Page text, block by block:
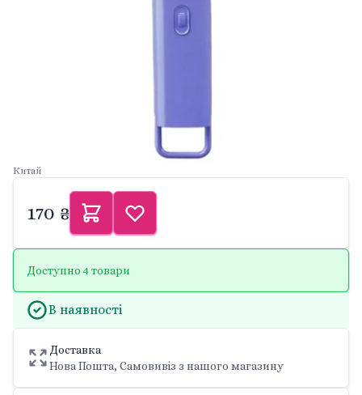
Китай
170 ₴
Доступно 4 товари
В наявності
Доставка
Нова Пошта, Самовивіз з нашого магазину